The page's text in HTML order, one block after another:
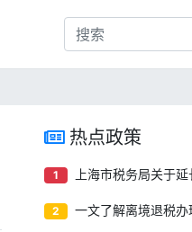
热点政策
1
2 一文了解离境退税办